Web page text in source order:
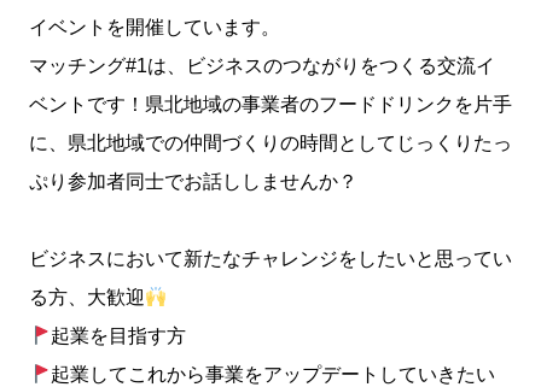
イベントを開催しています。
マッチング#1は、ビジネスのつながりをつくる交流イ
ベントです！県北地域の事業者のフードドリンクを片手
に、県北地域での仲間づくりの時間としてじっくりたっ
ぷり参加者同士でお話ししませんか？
ビジネスにおいて新たなチャレンジをしたいと思ってい
る方、大歓迎
起業を目指す方
起業してこれから事業をアップデートしていきたい